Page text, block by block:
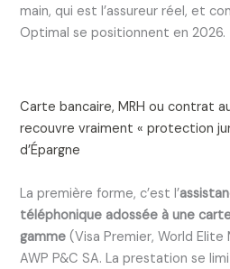
main, qui est l’assureur réel, et
Optimal se positionnent en 2026.
Carte bancaire, MRH ou contrat
recouvre vraiment « protection
d’Épargne
La première forme, c’est l’
téléphonique adossée à une
gamme (Visa Premier, World
AWP P&C SA. La prestation se